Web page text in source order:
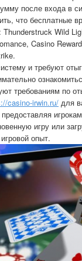
после входа в
что бесплатные
Wild
Casino
и требуют
требованиям по
casino-irwin.ru/ для
игру или
опыт.